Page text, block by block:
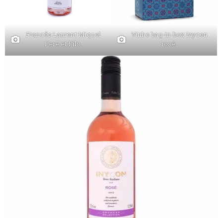
Francês Laurent Miquel
Pere et Fils.
Vinho bag-in-box Inycon
rosé.